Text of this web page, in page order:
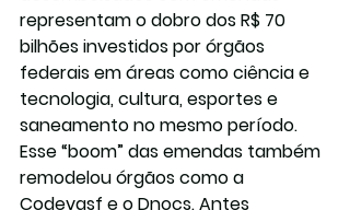
representam o dobro dos R$ 70
bilhões investidos por órgãos
federais em áreas como ciência e
tecnologia, cultura, esportes e
saneamento no mesmo período.
Esse “boom” das emendas também
remodelou órgãos como a
Codevasf e o Dnocs. Antes